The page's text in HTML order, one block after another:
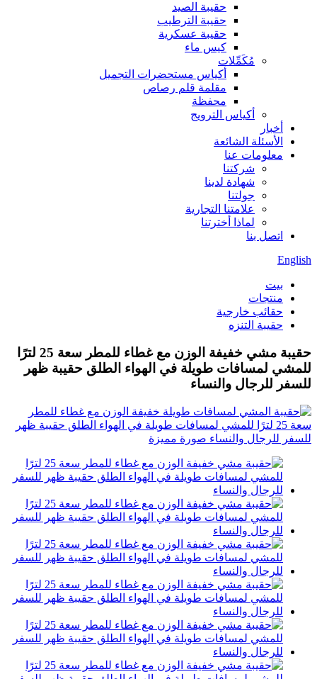
حقيبة الصيد
حقيبة الترطيب
حقيبة عسكرية
كيس ماء
مُكَمِّلات
أكياس مستحضرات التجميل
مقلمة قلم رصاص
محفظة
أكياس الترويج
أخبار
الأسئلة الشائعة
معلومات عنا
شركتنا
شهادة لدينا
جولتنا
علامتنا التجارية
لماذا أخترتنا
اتصل بنا
English
بيت
منتجات
حقائب خارجية
حقيبة التنزه
حقيبة مشي خفيفة الوزن مع غطاء للمطر سعة 25 لترًا
للمشي لمسافات طويلة في الهواء الطلق حقيبة ظهر
للسفر للرجال والنساء